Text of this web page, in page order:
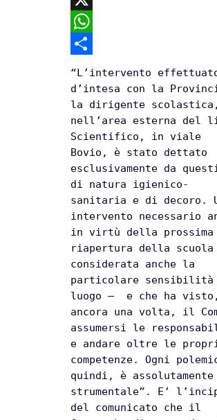
a
c
e
b
o
o
k
X
W
h
a
t
s
A
p
C
o
n
d
i
i
d
i
“L’intervento
d’intesa con la
la dirigente scolastica,
nell’area esterna del
Scientifico, in viale
Bovio, è stato dettato
esclusivamente da
di natura igienico-
sanitaria e di decoro.
intervento necessario
in virtù della prossima
riapertura della scuola
considerata anche la
particolare sensibilità
luogo – e che ha visto,
ancora una volta, il
assumersi le
e andare oltre le
competenze. Ogni
quindi, è assolutamente
strumentale”. E’
del comunicato che il